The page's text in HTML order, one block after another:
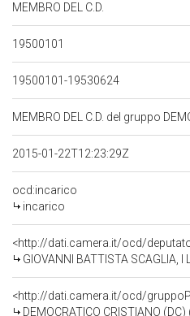
MEMBRO DEL C.D.
19500101
19500101-19530624
MEMBRO DEL C.D. del gruppo
2015-01-22T12:23:29Z
ocd:incarico
incarico
<http://dati.camera.it/ocd/
GIOVANNI BATTISTA SCAGLIA,
<http://dati.camera.it/ocd/
DEMOCRATICO CRISTIANO